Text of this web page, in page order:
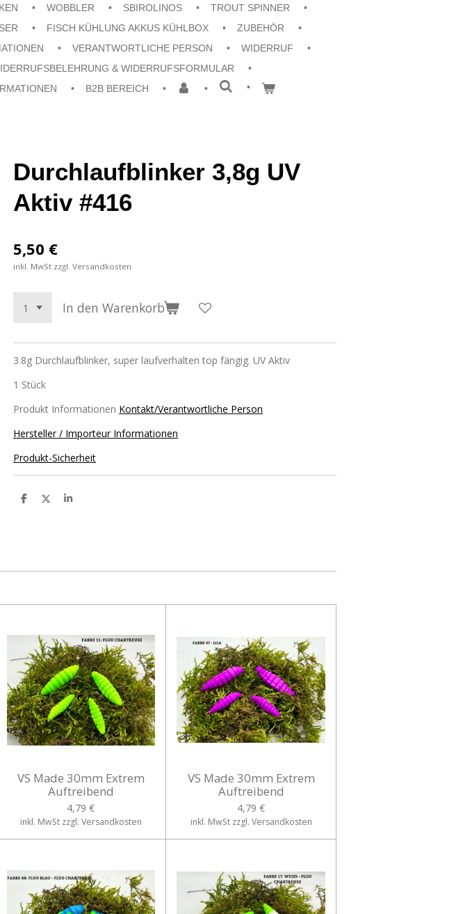
WOBBLER SBIROLINOS
TROUT SPINNER
FISCH KÜHLUNG AKKUS KÜHLBOX
ZUBEHÖR
VERANTWORTLICHE PERSON
WIDERRUF
& WIDERRUFSFORMULAR
B2B BEREICH
Durchlaufblinker 3,8g UV
Aktiv #416
5,50 €
inkl. MwSt zzgl. Versandkosten
In den Warenkorb
3.8g Durchlaufblinker, super laufverhalten top fängig. UV Aktiv
1 Stück
Produkt Informationen Kontakt/Verantwortliche Person
Hersteller / Importeur Informationen
Produkt-Sicherheit
T
T
T
VS Made 30mm Extrem
Auftreibend
4,79 €
inkl. MwSt zzgl. Versandkosten
VS Made 30mm Extrem
Auftreibend
4,79 €
inkl. MwSt zzgl. Versandkosten